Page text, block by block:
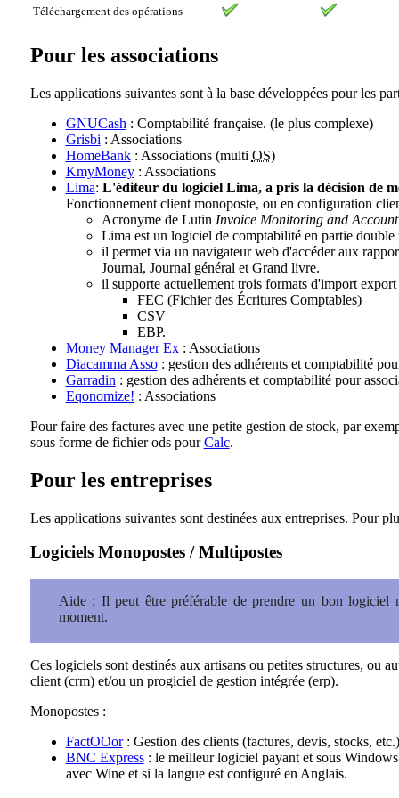
Téléchargement des opérations
Pour les associations
Les applications suivantes sont à la base développées pour les
GNUCash : Comptabilité française. (le plus complexe)
Grisbi : Associations
HomeBank: Associations (multi OS)
KmyMoney: Associations
Lima: L'éditeur du logiciel Lima, a pris la décision de
Fonctionnement client monoposte, ou en configuration
Acronyme de Lutin Invoice Monitoring and
Lima est un logiciel de comptabilité en partie
il permet via un navigateur web d'accéder aux
Journal, Journal général et Grand livre.
il supporte actuellement trois formats d'import export
FEC (Fichier des Écritures Comptables)
CSV
EBP.
Money Manager Ex: Associations
Diacamma Asso: gestion des adhérents et comptabilité
Garradin : gestion des adhérents et comptabilité pour
Eqonomize! : Associations
Pour faire des factures avec une petite gestion de stock, par
sous forme de fichier ods pourCalc.
Pour les entreprises
Les applications suivantes sont destinées aux entreprises. Pour
Logiciels Monopostes / Multipostes
Aide : Il peut être préférable de prendre un bon logiciel
moment.
Ces logiciels sont destinés aux artisans ou petites structures, ou
client (crm) et/ou un progiciel de gestion intégrée (erp).
Monopostes :
FactOOor: Gestion des clients (factures, devis, stocks,
BNC Express: le meilleur logiciel payant et sous
avec Wine et si la langue est configuré en Anglais.